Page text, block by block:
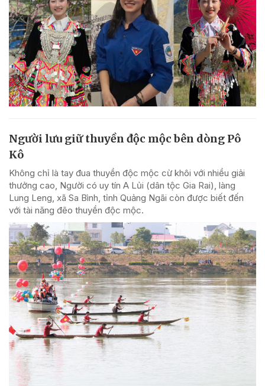
Người lưu giữ thuyền độc mộc bên dòng Pô
Kô
Không chỉ là tay đua thuyền độc mộc cừ khôi với nhiều giải
thưởng cao, Người có uy tín A Lủi (dân tộc Gia Rai), làng
Lung Leng, xã Sa Bình, tỉnh Quảng Ngãi còn được biết đến
với tài năng đẽo thuyền độc mộc.